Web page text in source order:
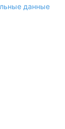
данные